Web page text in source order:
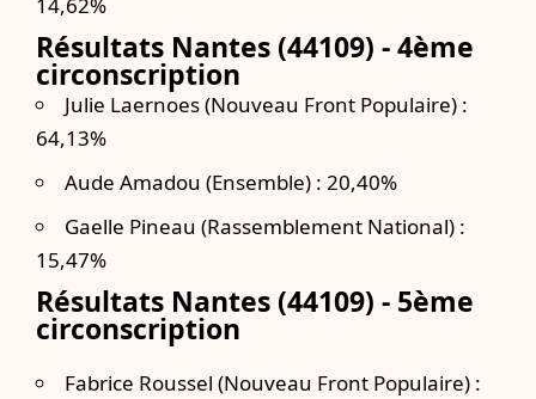
14,62%
Résultats Nantes (44109) -4ème
circonscription
Julie Laernoes (Nouveau Front Populaire) :
64,13%
Aude Amadou (Ensemble) : 20,40%
Gaelle Pineau (Rassemblement National) :
15,47%
Résultats Nantes (44109) - 5ème
circonscription
Fabrice Roussel (Nouveau Front Populaire) :